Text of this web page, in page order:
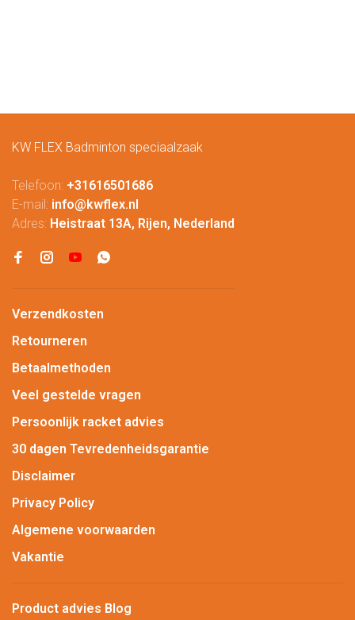
KW FLEX Badminton speciaalzaak
Telefoon: +31616501686
E-mail: info@kwflex.nl
Adres: Heistraat 13A, Rijen, Nederland
Verzendkosten
Retourneren
Betaalmethoden
Veel gestelde vragen
Persoonlijk racket advies
30 dagen Tevredenheidsgarantie
Disclaimer
Privacy Policy
Algemene voorwaarden
Vakantie
Product advies Blog